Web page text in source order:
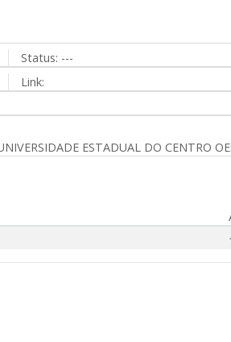
Status: ---
Link:
ESTADUAL DO CENTRO